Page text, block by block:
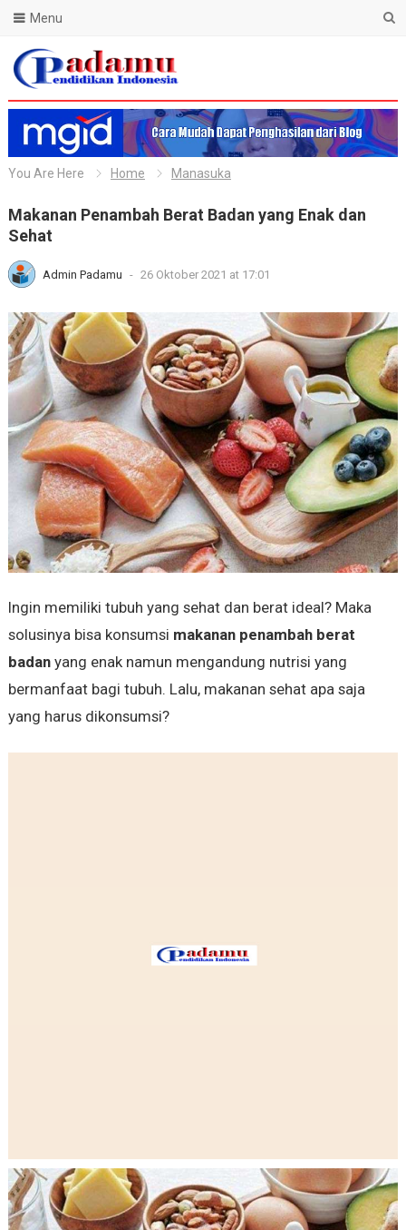
Blog Padamu
Menu
You Are Here Home Manasuka
Makanan Penambah Berat Badan yang Enak dan
Sehat
Admin Padamu - 26 Oktober 2021 at 17:01
Ingin memiliki tubuh yang sehat dan berat ideal? Maka
solusinya bisa konsumsi makanan penambah berat
badanyang enak namun mengandung nutrisi yang
bermanfaat bagi tubuh. Lalu, makanan sehat apa saja
yang harus dikonsumsi?